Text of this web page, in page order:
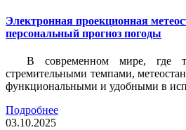
Электронная проекционная
персональный прогноз погоды
В современном мире, где
стремительными темпами,
функциональными и удобными в
Подробнее
03.10.2025